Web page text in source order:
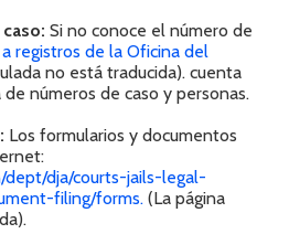
Si no conoce el número de
registros de la Oficina del
no está traducida). cuenta
números de caso y personas.
Los formularios y documentos
dja/courts-jails-legal-
filing/forms. (La página